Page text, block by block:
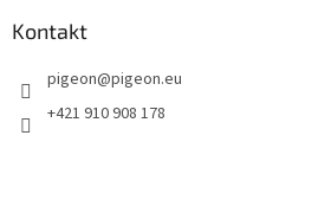
Kontakt
pigeon@pigeon.eu
+421 910 908 178